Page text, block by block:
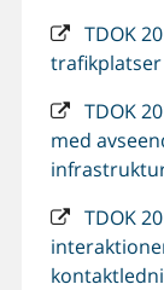
TDOK
trafikplatser
TDOK
med
TDOK